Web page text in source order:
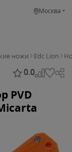
Москва
ножи Edc Lion
0.0
PVD